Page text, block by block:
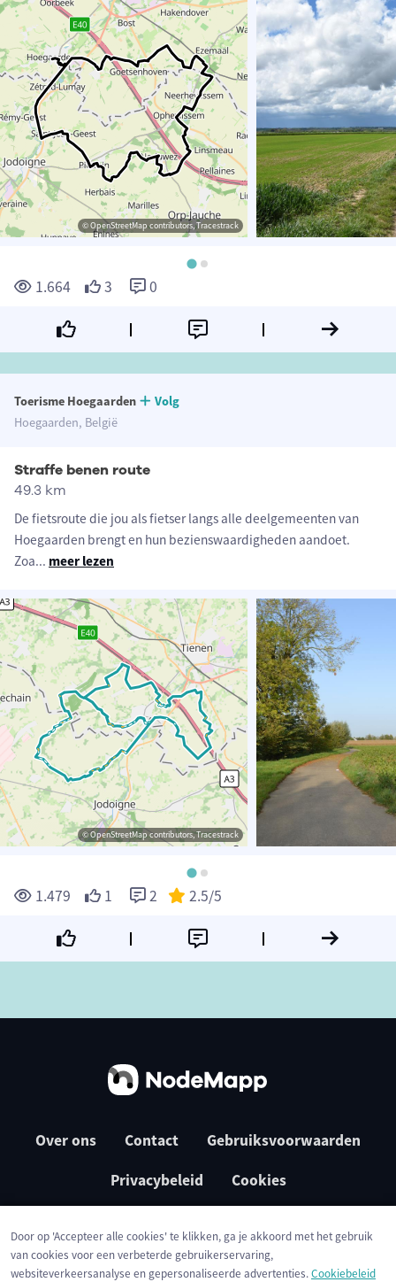
© OpenStreetMap contributors, Tracestrack
1.664 3 0
Toerisme Hoegaarden
Volg
Hoegaarden, België
Straffe benen route
49.3 km
De fietsroute die jou als fietser langs alle deelgemeenten van
Hoegaarden brengt en hun bezienswaardigheden aandoet.
Zoa... meer lezen
© OpenStreetMap contributors, Tracestrack
1.479 1 2 2.5/5
Over ons Contact Gebruiksvoorwaarden
Privacybeleid Cookies
Door op 'Accepteer alle cookies' te klikken, ga je akkoord met het gebruik
van cookies voor een verbeterde gebruikerservaring,
websiteverkeersanalyse en gepersonaliseerde advertenties.Cookiebeleid